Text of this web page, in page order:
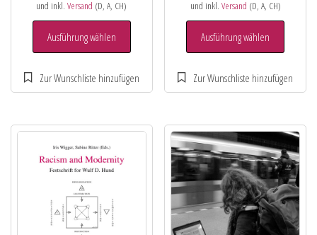
und inkl.Versand (D, A, CH)
Ausführung wählen
und inkl. Versand (D, A, CH)
Ausführung wählen